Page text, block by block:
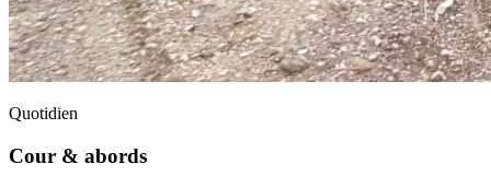
Quotidien
Cour & abords